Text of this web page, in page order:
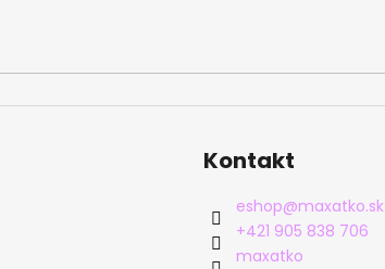
Kontakt
eshop@maxatko.sk
+421 905 838 706
maxatko